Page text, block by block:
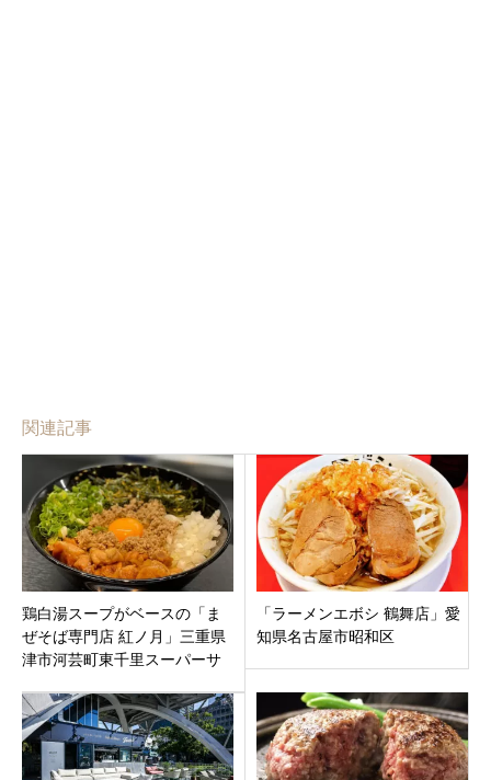
関連記事
鶏白湯スープがベースの「ま
ぜそば専門店 紅ノ月」三重県
津市河芸町東千里スーパーサ
「ラーメンエボシ 鶴舞店」愛
知県名古屋市昭和区